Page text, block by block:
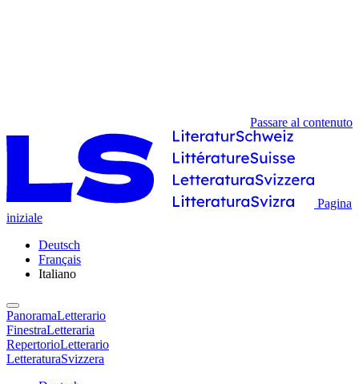
Passare al contenuto
Pagina
iniziale
Deutsch
Français
Italiano
PanoramaLetterario
FinestraLetteraria
RepertorioLetterario
LetteraturaSvizzera